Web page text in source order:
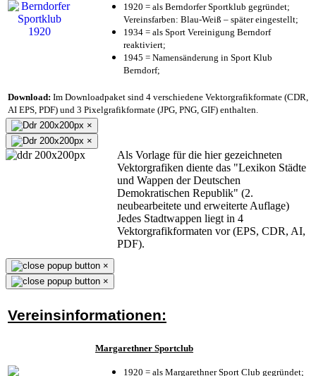
1920 = als Berndorfer Sportklub gegründet;
Vereinsfarben: Blau-Weiß – später eingestellt;
1934 = als Sport Vereinigung Berndorf
reaktiviert;
1945 = Namensänderung in Sport Klub
Berndorf;
Download: Im Downloadpaket sind 4 verschiedene Vektorgrafikformate (CDR,
AI EPS, PDF) und 3 Pixelgrafikformate (JPG, PNG, GIF) enthalten.
×
×
Als Vorlage für die hier gezeichneten
Vektorgrafiken diente das "Lexikon Städte
und Wappen der Deutschen
Demokratischen Republik" (2.
neubearbeitete und erweiterte Auflage)
Jedes Stadtwappen liegt in 4
Vektorgrafikformaten vor (EPS, CDR, AI,
PDF).
×
×
Vereinsinformationen:
Margarethner Sportclub
1920 = als Margarethner Sport Club gegründet;